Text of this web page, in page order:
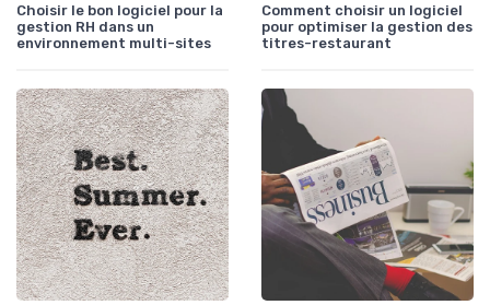
Choisir le bon logiciel pour la
gestion RH dans un
environnement multi-sites
Comment choisir un logiciel
pour optimiser la gestion des
titres-restaurant